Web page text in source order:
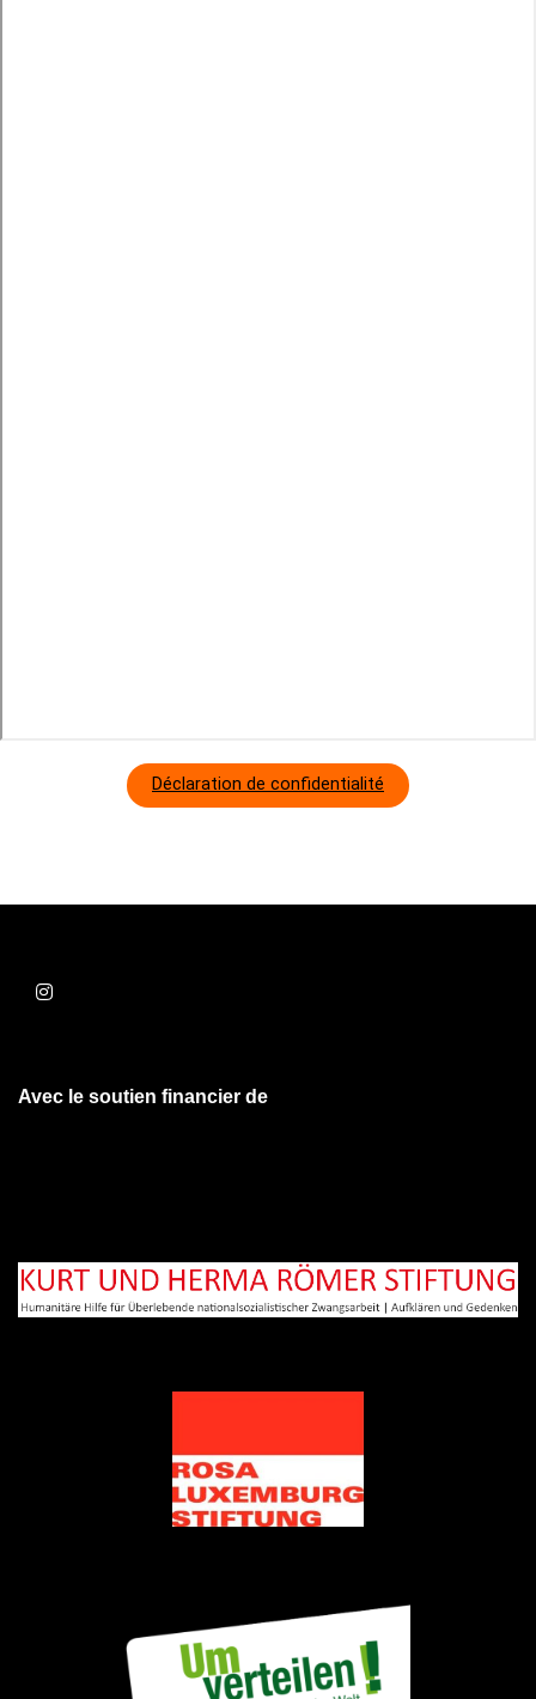
Déclaration de confidentialité
Avec le soutien financier de